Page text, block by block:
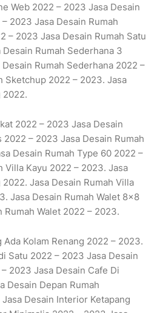
Web 2022 – 2023 Jasa Desain
2023 Jasa Desain Rumah
– 2023 Jasa Desain Rumah Satu
Rumah Sederhana 3
Rumah Sederhana 2022 –
Sketchup 2022 – 2023. Jasa
2022.
2022 – 2023 Jasa Desain
– 2023 Jasa Desain Rumah
Desain Rumah Type 60 2022 –
Villa Kayu 2022 – 2023. Jasa
Jasa Desain Rumah Villa
Jasa Desain Rumah Walet 8×8
Walet 2022 – 2023.
Ada Kolam Renang 2022 – 2023.
Satu 2022 – 2023 Jasa Desain
2023 Jasa Desain Cafe Di
Desain Depan Rumah
Desain Interior Ketapang